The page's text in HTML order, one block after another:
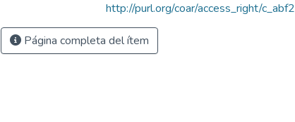
http://purl.org/coar/access_right/c_abf2
Página completa del ítem